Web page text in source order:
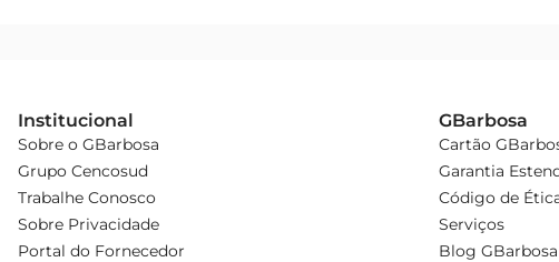
Institucional
Sobre o GBarbosa
Grupo Cencosud
Trabalhe Conosco
Sobre Privacidade
Portal do Fornecedor
GBarbosa
Cartão
Garantia
Código de
Serviços
Blog GBarbosa